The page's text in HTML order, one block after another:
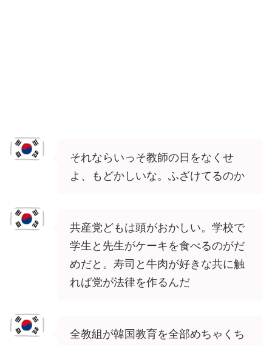
それならいっそ教師の日をなくせ
よ、もどかしいな。ふざけてるのか
共産党どもは頭がおかしい。学校で
学生と先生がケーキを食べるのがだ
めだと。寿司と牛肉が好きな共に触
れば党が法律を作るんだ
全教組が韓国教育を全部めちゃくち